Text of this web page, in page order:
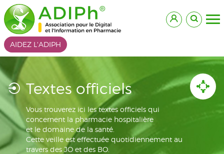
AIDEZ L'ADIPH
Textes officiels
Vous trouverez ici les textes officiels qui
concernent la pharmacie hospitalière
et le domaine de la santé.
Cette veille est effectuée quotidiennement au
travers des JO et des BO.